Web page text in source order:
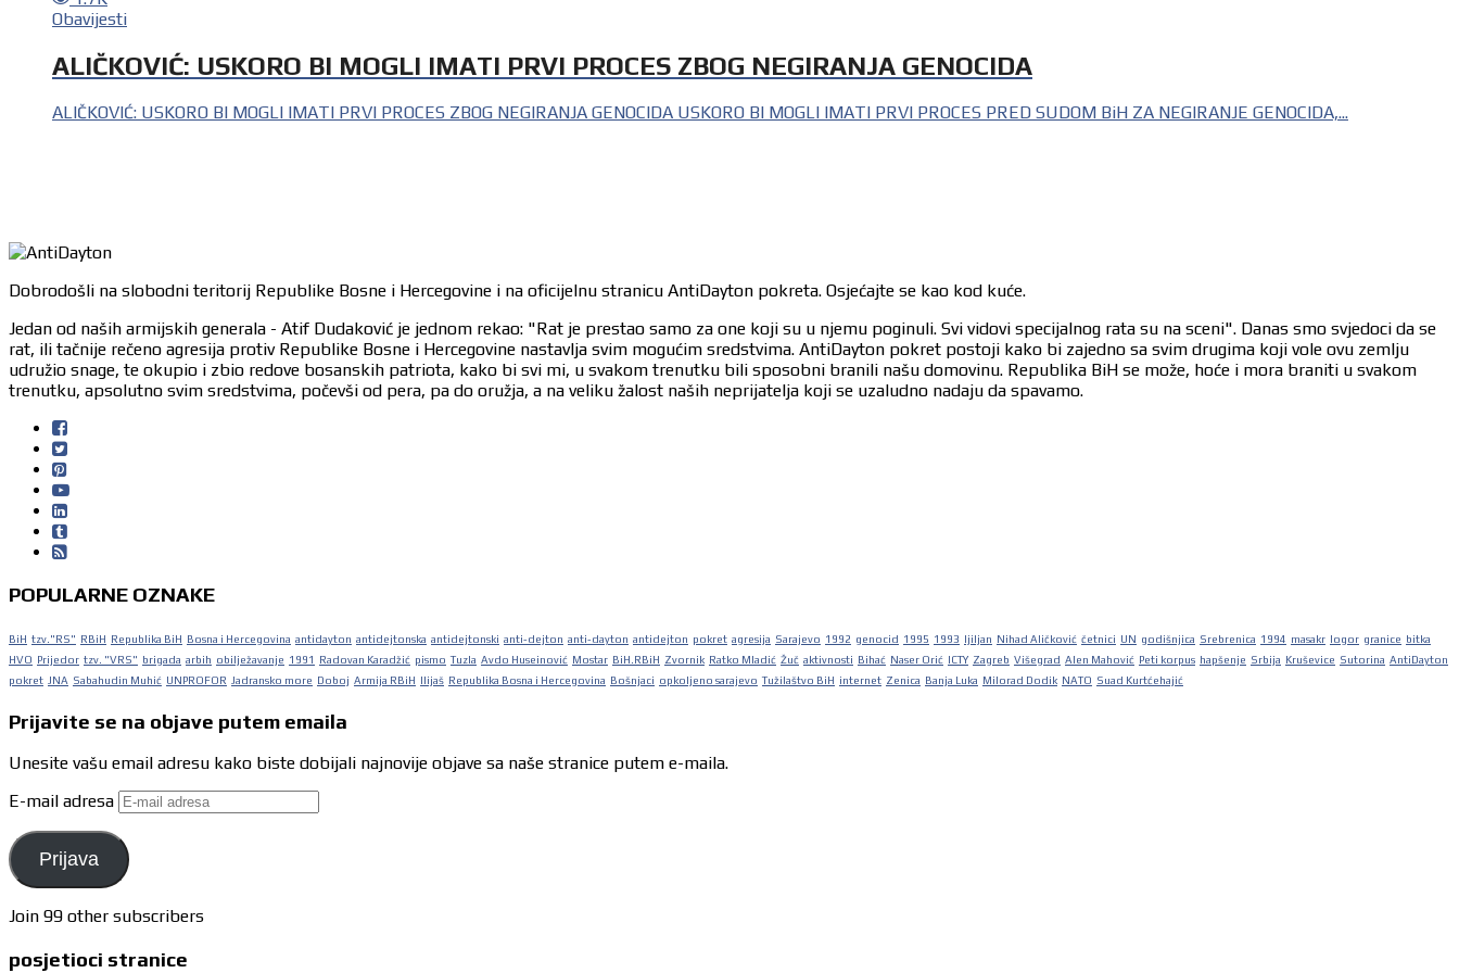
Obavijesti
ALIČKOVIĆ: USKORO BI MOGLI IMATI PRVI PROCES ZBOG NEGIRANJA GENOCIDA
ALIČKOVIĆ: USKORO BI MOGLI IMATI PRVI PROCES ZBOG NEGIRANJA GENOCIDA USKORO BI MOGLI IMATI PRVI PROCES PRED SUDOM BiH ZA NEGIRANJE GENOCIDA,...
Dobrodošli na slobodni teritorij Republike Bosne i Hercegovine i na oficijelnu stranicu AntiDayton pokreta. Osjećajte se kao kod kuće.
Jedan od naših armijskih generala - Atif Dudaković je jednom rekao: "Rat je prestao samo za one koji su u njemu poginuli. Svi vidovi specijalnog rata su na sceni". Danas smo svjedoci da se
rat, ili tačnije rečeno agresija protiv Republike Bosne i Hercegovine nastavlja svim mogućim sredstvima. AntiDayton pokret postoji kako bi zajedno sa svim drugima koji vole ovu zemlju
udružio snage, te okupio i zbio redove bosanskih patriota, kako bi svi mi, u svakom trenutku bili sposobni branili našu domovinu. Republika BiH se može, hoće i mora braniti u svakom
trenutku, apsolutno svim sredstvima, počevši od pera, pa do oružja, a na veliku žalost naših neprijatelja koji se uzaludno nadaju da spavamo.
POPULARNE OZNAKE
BiH tzv."RS" RBiH Republika BiH Bosna i Hercegovina antidayton antidejtonska antidejtonski anti-dejton anti-dayton antidejton pokret agresija Sarajevo 1992 genocid 1995 1993 ljiljan Nihad Aličković četnici UN godišnjica Srebrenica 1994 masakr logor granice bitka
HVO Prijedor tzv. "VRS" brigada arbih obilježavanje 1991 Radovan Karadžić pismo Tuzla Avdo Huseinović Mostar BiH.RBiH Zvornik Ratko Mladić Žuč aktivnosti Bihać Naser Orić ICTY Zagreb Višegrad Alen Mahović Peti korpus hapšenje Srbija Kruševice Sutorina AntiDayton
pokret JNA Sabahudin Muhić UNPROFOR Jadransko more Doboj Armija RBiH Ilijaš Republika Bosna i Hercegovina Bošnjaci opkoljeno sarajevo Tužilaštvo BiH internet Zenica Banja Luka Milorad Dodik NATO Suad Kurtćehajić
Prijavite se na objave putem emaila
Unesite vašu email adresu kako biste dobijali najnovije objave sa naše stranice putem e-maila.
E-mail adresa
Prijava
Join 99 other subscribers
posjetioci stranice